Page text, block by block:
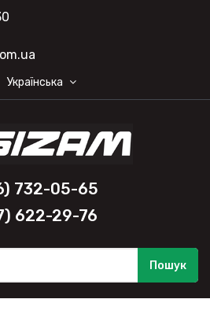
Українська
Пошук
732-05-65
622-29-76